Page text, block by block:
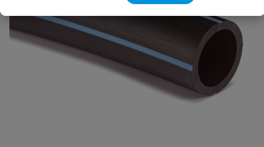
Samenvatting